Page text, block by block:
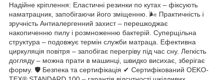
Надійне кріплення: Еластичні резинки по кутах – фіксують
наматрацник, запобігаючи його зміщенню. 🌬 Практичність і
зручність Антиалергенний захист – перешкоджає
накопиченню пилу і розмноженню бактерій. Суперщільна
структура – подовжує термін служби матраца. Ефективна
циркуляція повітря – запобігає перегріву під час сну. Легкість
догляду – можна прати в машинці, швидко висихає, зберігає
форму. 🛡 Безпека та сертифікація ✔ Сертифікований OEKO-